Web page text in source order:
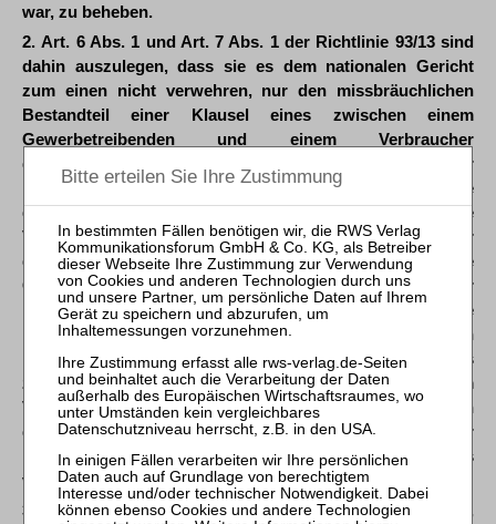
war, zu beheben.
2. Art. 6 Abs. 1 und Art. 7 Abs. 1 der Richtlinie 93/13 sind
dahin auszulegen, dass sie es dem nationalen Gericht
zum einen nicht verwehren, nur den missbräuchlichen
Bestandteil einer Klausel eines zwischen einem
Gewerbetreibenden und einem Verbraucher
geschlossenen Vertrags aufzuheben, wenn das mit dieser
Richtlinie verfolgte Ziel der Abschreckung durch nationale
gesetzliche Vorschriften gewährleistet wird, die ihre
Verwendung regeln, sofern dieser Bestandteil in einer
gesonderten vertraglichen Verpflichtung besteht, die
Gegenstand einer individualisierten Prüfung ihrer
Missbräuchlichkeit sein kann. Zum anderen hindern diese
Bestimmungen das vorlegende Gericht daran, nur den
missbräuchlichen Bestandteil einer Klausel eines
zwischen einem Gewerbetreibenden und einem
Verbraucher geschlossenen Vertrags aufzuheben, wenn
diese Aufhebung darauf hinausliefe, den Inhalt dieser
Klausel grundlegend zu ändern, was zu prüfen Sache des
vorlegenden Gerichts ist.
3. Art. 6 Abs. 1 der Richtlinie 93/13 ist dahin auszulegen,